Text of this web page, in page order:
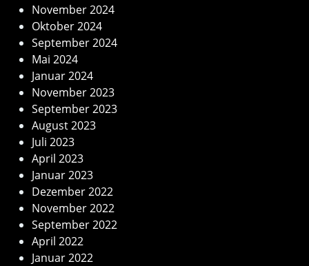
November 2024
Oktober 2024
September 2024
Mai 2024
Januar 2024
November 2023
September 2023
August 2023
Juli 2023
April 2023
Januar 2023
Dezember 2022
November 2022
September 2022
April 2022
Januar 2022